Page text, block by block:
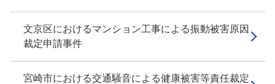
文京区におけるマンション工事による振動被害原因
裁定申請事件
宮崎市における交通騒音による健康被害等責任裁定